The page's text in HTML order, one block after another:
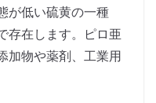
が低い硫黄の一種
存在します。ピロ亜
加物や薬剤、工業用